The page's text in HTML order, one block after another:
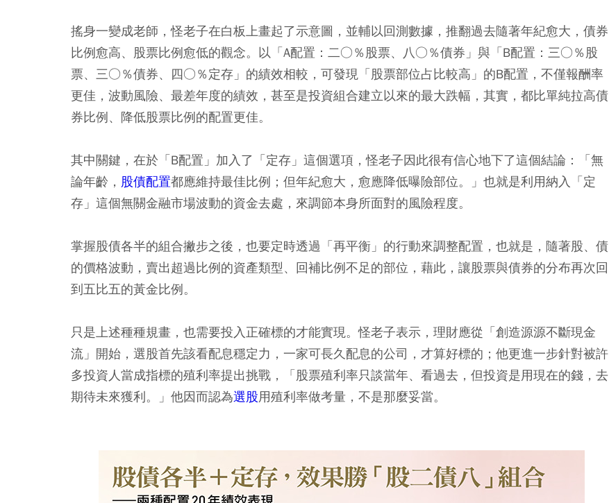
搖身一變成老師，怪老子在白板上畫起了示意圖，並輔以回測數據，推翻過去隨著年紀愈大，債券
比例愈高、股票比例愈低的觀念。以「A配置：二○％股票、八○％債券」與「B配置：三○％股
票、三○％債券、四○％定存」的績效相較，可發現「股票部位占比較高」的B配置，不僅報酬率
更佳，波動風險、最差年度的績效，甚至是投資組合建立以來的最大跌幅，其實，都比單純拉高債
券比例、降低股票比例的配置更佳。
其中關鍵，在於「B配置」加入了「定存」這個選項，怪老子因此很有信心地下了這個結論：「無
論年齡， 股債配置都應維持最佳比例；但年紀愈大，愈應降低曝險部位。」也就是利用納入「定
存」這個無關金融市場波動的資金去處，來調節本身所面對的風險程度。
掌握股債各半的組合撇步之後，也要定時透過「再平衡」的行動來調整配置，也就是，隨著股、債
的價格波動，賣出超過比例的資產類型、回補比例不足的部位，藉此，讓股票與債券的分布再次回
到五比五的黃金比例。
只是上述種種規畫，也需要投入正確標的才能實現。怪老子表示，理財應從「創造源源不斷現金
流」開始，選股首先該看配息穩定力，一家可長久配息的公司，才算好標的；他更進一步針對被許
多投資人當成指標的殖利率提出挑戰，「股票殖利率只談當年、看過去，但投資是用現在的錢，去
期待未來獲利。」他因而認為選股用殖利率做考量，不是那麼妥當。